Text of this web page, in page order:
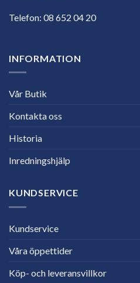
Telefon: 08 652 04 20
INFORMATION
Vår Butik
Kontakta oss
Historia
Inredningshjälp
KUNDSERVICE
Kundservice
Våra öppettider
Köp- och leveransvillkor